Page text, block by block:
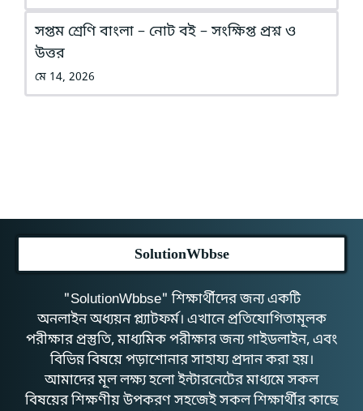
সপ্তম শ্রেণি বাংলা – নোট বই – সংক্ষিপ্ত প্রশ্ন ও
উত্তর
মে 14, 2026
SolutionWbbse
"SolutionWbbse" শিক্ষার্থীদের জন্য একটি
অনলাইন অধ্যয়ন প্ল্যাটফর্ম। এখানে প্রতিযোগিতামূলক
পরীক্ষার প্রস্তুতি, মাধ্যমিক পরীক্ষার জন্য গাইডলাইন, এবং
বিভিন্ন বিষয়ে পড়াশোনার সাহায্য প্রদান করা হয়।
আমাদের মূল লক্ষ্য হলো ইন্টারনেটের মাধ্যমে সকল
বিষয়ের শিক্ষণীয় উপকরণ সহজেই সকল শিক্ষার্থীর কাছে